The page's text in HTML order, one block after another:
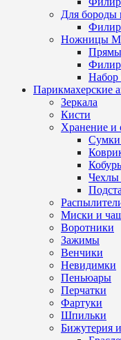
Для бороды
Ножницы
Парикмахерские
Зеркала
Кисти
Хранение и
Чехлы
Миски и
Воротники
Зажимы
Венчики
Невидимки
Пеньюары
Перчатки
Фартуки
Шпильки
Бижутерия